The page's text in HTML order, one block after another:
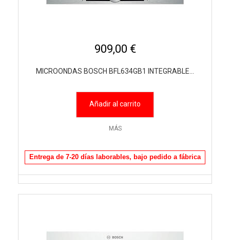
909,00 €
MICROONDAS BOSCH BFL634GB1 INTEGRABLE...
Añadir al carrito
MÁS
Entrega de 7-20 días laborables, bajo pedido a fábrica